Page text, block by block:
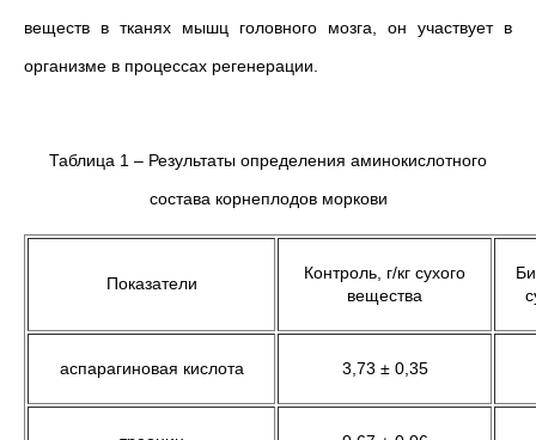
веществ в тканях мышц головного мозга, он участвует в
организме в процессах регенерации.
Таблица 1 – Результаты определения аминокислотного
состава корнеплодов моркови
Показатели
Контроль, г/кг сухого
вещества
аспарагиновая кислота 3,73 ± 0,35